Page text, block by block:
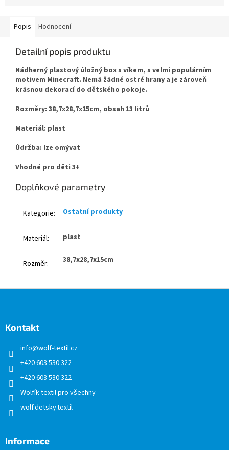
Popis Hodnocení
Detailní popis produktu
Nádherný plastový úložný box s víkem, s velmi populárním
motivem Minecraft. Nemá žádné ostré hrany a je zároveň
krásnou dekorací do dětského pokoje.
Rozměry: 38,7x28,7x15cm, obsah 13 litrů
Materiál: plast
Údržba: lze omývat
Vhodné pro děti 3+
Doplňkové parametry
Kategorie: Ostatní produkty
Materiál: plast
Rozměr: 38,7x28,7x15cm
Kontakt
info@wolf-textil.cz
+420 603 530 322
+420 603 530 322
Wolfík textil pro všechny
wolf.detsky.textil
Informace